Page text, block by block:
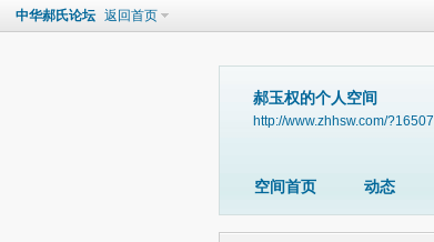
中华郝氏论坛 返回首页
郝玉权的个人空间
http://www.zhhsw.com/?16507
空间首页 动态